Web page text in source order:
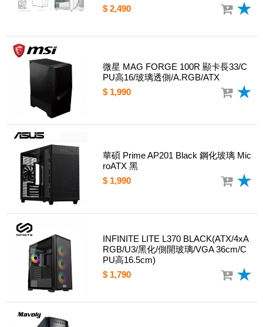
$ 2,490
微星 MAG FORGE 100R 顯卡長33/C
PU高16/玻璃透側/A.RGB/ATX
$ 1,990
華碩 Prime AP201 Black 鋼化玻璃 Mic
roATX 黑
$ 1,990
INFINITE LITE L370 BLACK(ATX/4xA
RGB/U3/黑化/側開玻璃/VGA 36cm/C
PU高16.5cm)
$ 1,790